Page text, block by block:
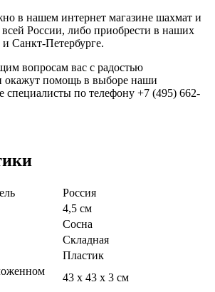
в нашем интернет магазине шахмат и
всей России, либо приобрести в наших
Санкт-Петербурге.
вопросам вас с радостью
окажут помощь в выборе наши
специалисты по телефону +7 (495) 662-
Россия
4,5 см
Сосна
Складная
Пластик
43 х 43 х 3 см